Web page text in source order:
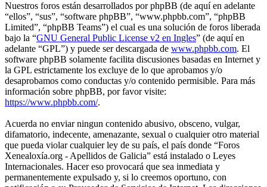
Nuestros foros están desarrollados por phpBB (de aquí en adelante
“ellos”, “sus”, “software phpBB”, “www.phpbb.com”, “phpBB
Limited”, “phpBB Teams”) el cual es una solución de foros liberada
bajo la “GNU General Public License v2 en Ingles” (de aquí en
adelante “GPL”) y puede ser descargada de www.phpbb.com. El
software phpBB solamente facilita discusiones basadas en Internet y
la GPL estrictamente los excluye de lo que aprobamos y/o
desaprobamos como conductas y/o contenido permisible. Para más
información sobre phpBB, por favor visite:
https://www.phpbb.com/.
Acuerda no enviar ningun contenido abusivo, obsceno, vulgar,
difamatorio, indecente, amenazante, sexual o cualquier otro material
que pueda violar cualquier ley de su país, el país donde “Foros
Xenealoxía.org - Apellidos de Galicia” está instalado o Leyes
Internacionales. Hacer eso provocará que sea inmediata y
permanentemente expulsado y, si lo creemos oportuno, con